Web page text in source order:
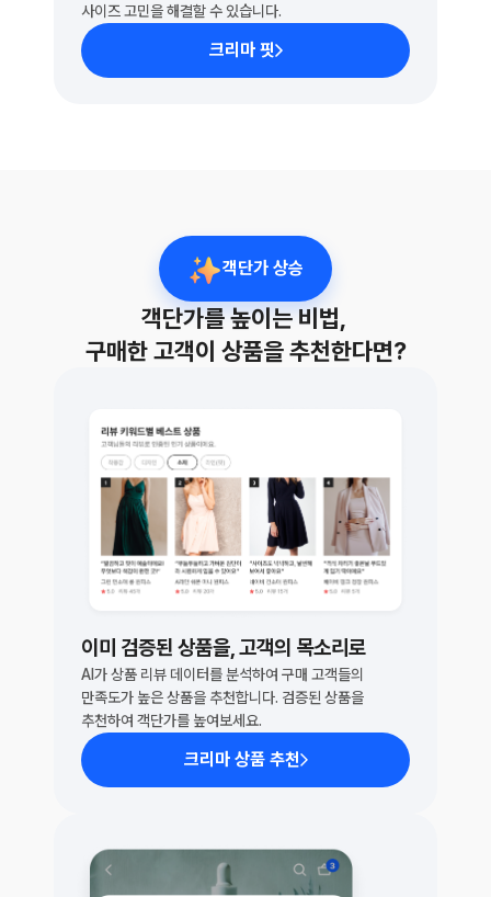
사이즈 고민을 해결할 수 있습니다.
크리마 핏
객단가 상승
객단가를 높이는 비법,
구매한 고객이 상품을 추천한다면?
이미 검증된 상품을, 고객의 목소리로
AI가 상품 리뷰 데이터를 분석하여 구매 고객들의
만족도가 높은 상품을 추천합니다. 검증된 상품을
추천하여 객단가를 높여보세요.
크리마 상품 추천